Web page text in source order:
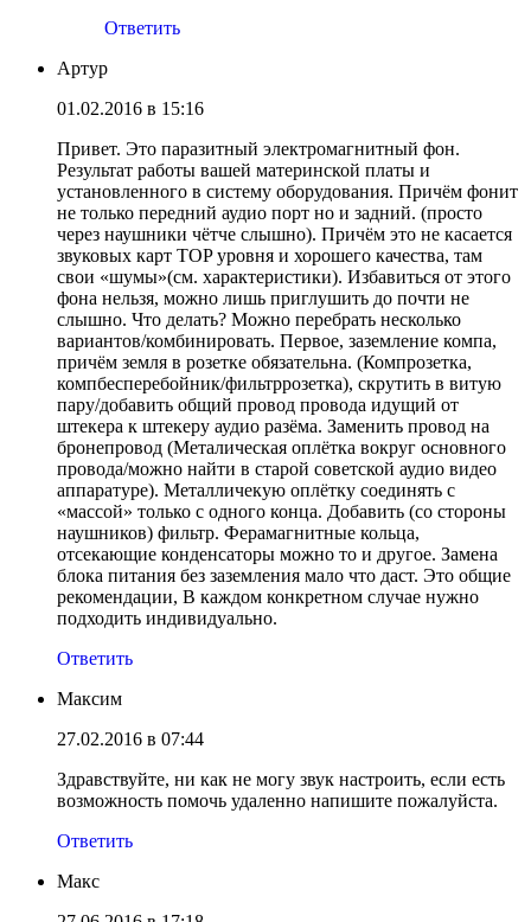
Ответить
Артур
01.02.2016 в 15:16
Привет. Это паразитный электромагнитный фон.
Результат работы вашей материнской платы и
установленного в систему оборудования. Причём фонит
не только передний аудио порт но и задний. (просто
через наушники чётче слышно). Причём это не касается
звуковых карт TOP уровня и хорошего качества, там
свои «шумы»(см. характеристики). Избавиться от этого
фона нельзя, можно лишь приглушить до почти не
слышно. Что делать? Можно перебрать несколько
вариантов/комбинировать. Первое, заземление компа,
причём земля в розетке обязательна. (Компрозетка,
компбесперебойник/фильтррозетка), скрутить в витую
пару/добавить общий провод провода идущий от
штекера к штекеру аудио разёма. Заменить провод на
бронепровод (Металическая оплётка вокруг основного
провода/можно найти в старой советской аудио видео
аппаратуре). Металличекую оплётку соединять с
«массой» только с одного конца. Добавить (со стороны
наушников) фильтр. Ферамагнитные кольца,
отсекающие конденсаторы можно то и другое. Замена
блока питания без заземления мало что даст. Это общие
рекомендации, В каждом конкретном случае нужно
подходить индивидуально.
Ответить
Максим
27.02.2016 в 07:44
Здравствуйте, ни как не могу звук настроить, если есть
возможность помочь удаленно напишите пожалуйста.
Ответить
Макс